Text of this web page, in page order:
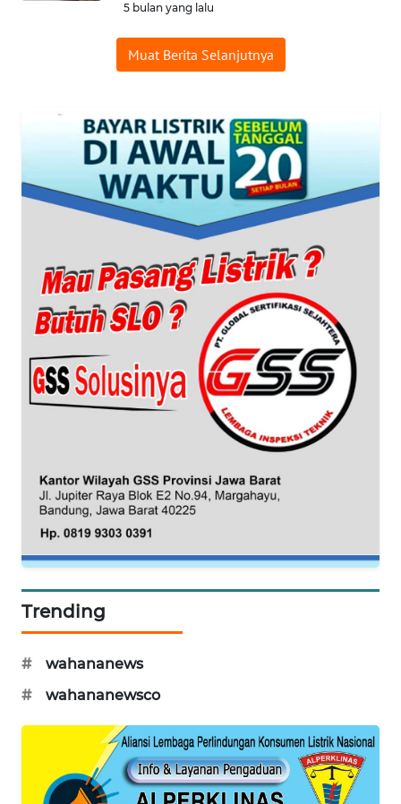
5 bulan yang lalu
Muat Berita Selanjutnya
Trending
#
wahananews
#
wahananewsco
KONSUMEN
MASYARAKAT
KELISTRIKAN
WALINKI
ID
MAWAKA
NET
PLN
WATCH
LKKI
PORTAL